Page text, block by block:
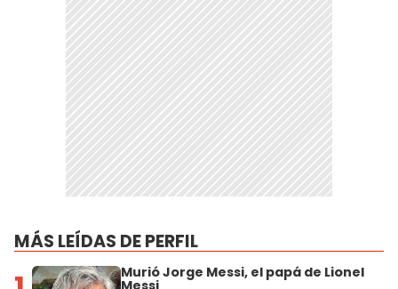
MÁS LEÍDAS DE PERFIL
Murió Jorge Messi, el papá de Lionel
Messi